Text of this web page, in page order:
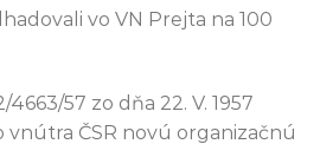
vo VN Prejta na 100
57 zo dňa 22. V. 1957
vnútra ČSR novú organizačnú